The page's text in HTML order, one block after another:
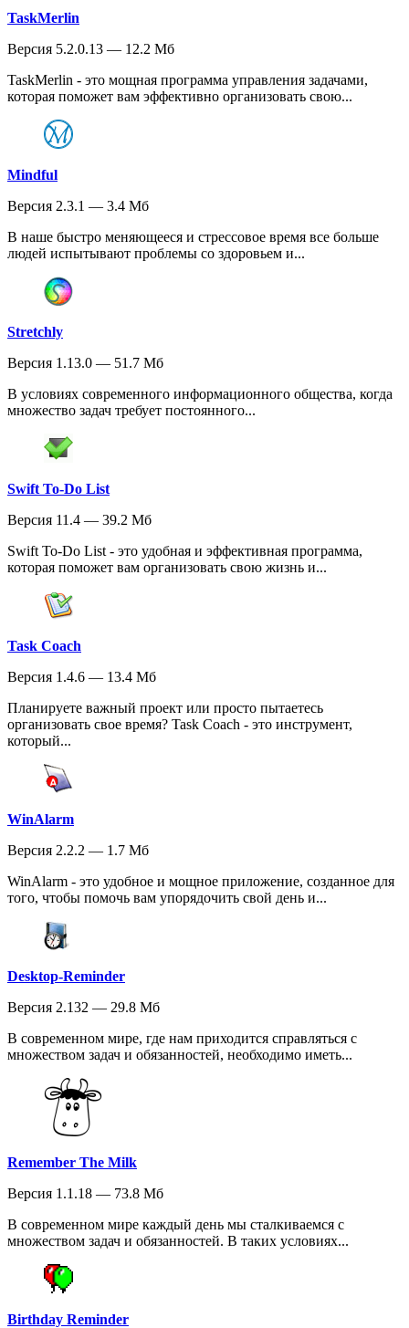
TaskMerlin
Версия 5.2.0.13 — 12.2 Мб
TaskMerlin - это мощная программа управления задачами,
которая поможет вам эффективно организовать свою...
Mindful
Версия 2.3.1 — 3.4 Мб
В наше быстро меняющееся и стрессовое время все больше
людей испытывают проблемы со здоровьем и...
Stretchly
Версия 1.13.0 — 51.7 Мб
В условиях современного информационного общества, когда
множество задач требует постоянного...
Swift To-Do List
Версия 11.4 — 39.2 Мб
Swift To-Do List - это удобная и эффективная программа,
которая поможет вам организовать свою жизнь и...
Task Coach
Версия 1.4.6 — 13.4 Мб
Планируете важный проект или просто пытаетесь
организовать свое время? Task Coach - это инструмент,
который...
WinAlarm
Версия 2.2.2 — 1.7 Мб
WinAlarm - это удобное и мощное приложение, созданное для
того, чтобы помочь вам упорядочить свой день и...
Desktop-Reminder
Версия 2.132 — 29.8 Мб
В современном мире, где нам приходится справляться с
множеством задач и обязанностей, необходимо иметь...
Remember The Milk
Версия 1.1.18 — 73.8 Мб
В современном мире каждый день мы сталкиваемся с
множеством задач и обязанностей. В таких условиях...
Birthday Reminder